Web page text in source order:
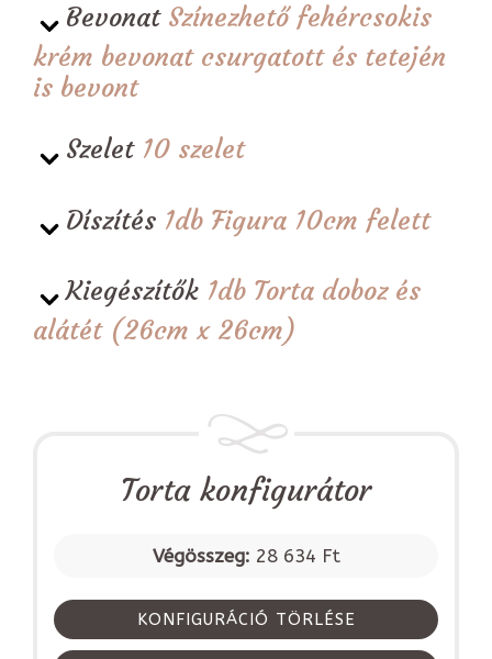
Bevonat Színezhető fehércsokis
krém bevonat csurgatott és tetején
is bevont
Szelet 10 szelet
Díszítés 1db Figura 10cm felett
Kiegészítők 1db Torta doboz és
alátét (26cm x 26cm)
Torta konfigurátor
Végösszeg: 28 634 Ft
KONFIGURÁCIÓ TÖRLÉSE